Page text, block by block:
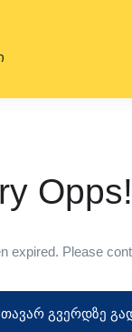
expired. Please
გვერდზე